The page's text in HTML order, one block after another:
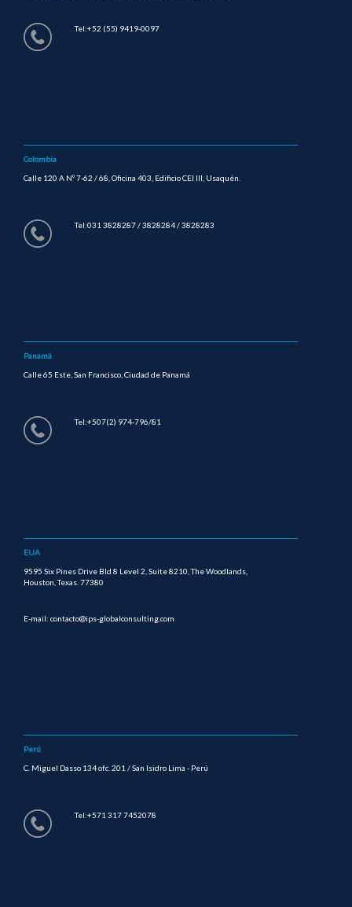
Tel:+52 (55) 9419-0097
Colombia
Calle 120 A Nº 7-62 / 68, Oficina 403, Edificio CEI III, Usaquén.
Tel:031 3828287 / 3828284 / 3828283
Panamá
Calle 65 Este, San Francisco, Ciudad de Panamá
Tel:+507(2) 974-796/81
EUA
9595 Six Pines Drive Bld 8 Level 2, Suite 8210, The Woodlands,
Houston, Texas. 77380
E-mail: contacto@ips-globalconsulting.com
Perú
C. Miguel Dasso 134 ofc. 201 / San Isidro Lima - Perú
Tel:+571 317 7452078